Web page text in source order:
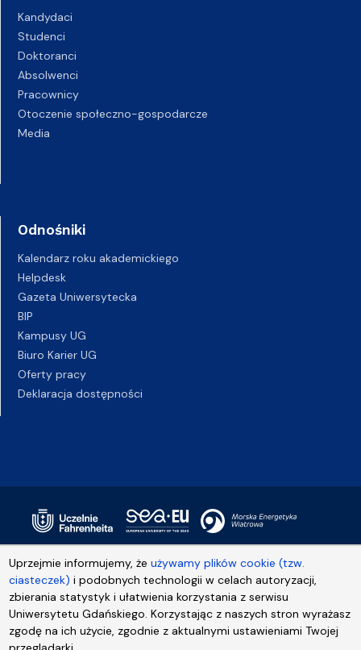
Uprzejmie informujemy, żeużywamy plików cookie (tzw.
ciasteczek) i podobnych technologii w celach autoryzacji,
zbierania statystyk i ułatwienia korzystania z serwisu
Uniwersytetu Gdańskiego. Korzystając z naszych stron wyrażasz
zgodę na ich użycie, zgodnie z aktualnymi ustawieniami Twojej
Kandydaci
Studenci
Doktoranci
Absolwenci
Pracownicy
Otoczenie społeczno-gospodarcze
Media
Odnośniki
Kalendarz roku akademickiego
Helpdesk
Gazeta Uniwersytecka
BIP
Kampusy UG
Biuro Karier UG
Oferty pracy
Deklaracja dostępności